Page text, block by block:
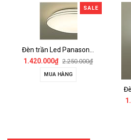
SALE
Đèn trần Led Panasonic HH-LA151219 Đèn trần Led Panasonic HH-LA151019
1.420.000₫ 2.250.000₫
MUA HÀNG